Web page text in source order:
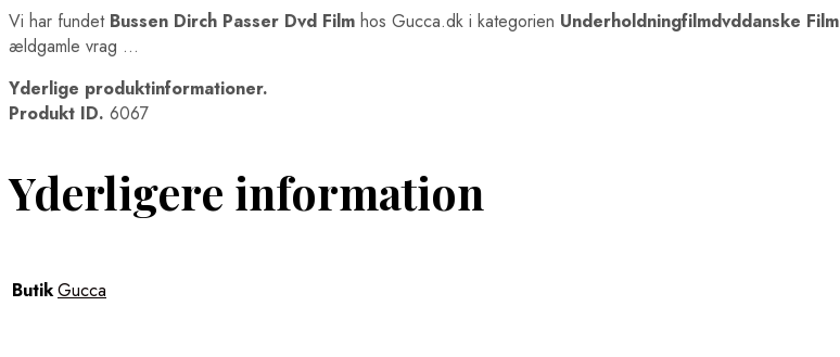
Vi har fundet Bussen Dirch Passer Dvd Film hos Gucca.dk i kategorien Underholdningfilmdvddanske Film
ældgamle vrag …
Yderlige produktinformationer.
Produkt ID. 6067
Yderligere information
ButikGucca